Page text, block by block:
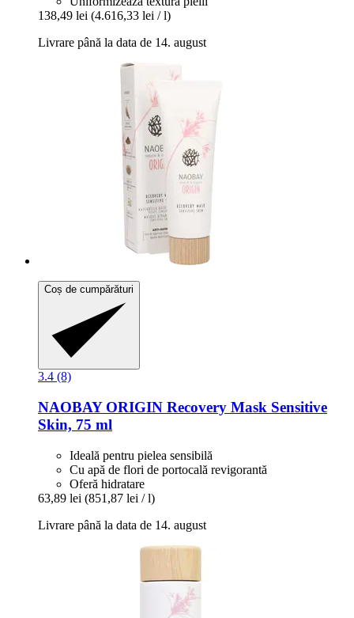
138,49 lei (4.616,33 lei / l)
Livrare până la data de 14. august
Coș de cumpărături
3.4 (8)
NAOBAYORIGIN Recovery Mask Sensitive
Skin, 75 ml
Ideală pentru pielea sensibilă
Cu apă de flori de portocală revigorantă
Oferă hidratare
63,89 lei (851,87 lei / l)
Livrare până la data de 14. august